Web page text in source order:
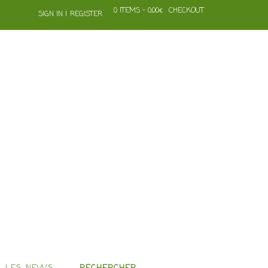
SIGN IN | REGISTER 0 ITEMS - 0,00€ CHECKOUT